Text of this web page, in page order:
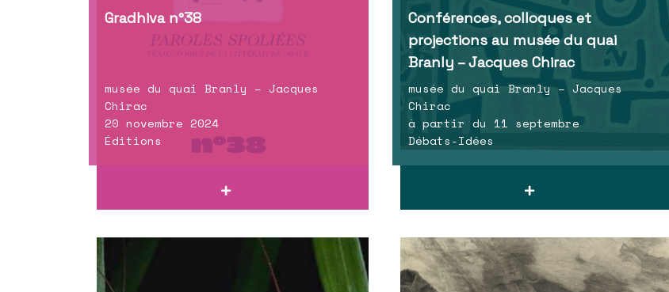
Gradhiva n°38
musée du quai Branly – Jacques
Chirac
20 novembre 2024
Éditions
Conférences, colloques et
projections au musée du quai
Branly – Jacques Chirac
musée du quai Branly – Jacques
Chirac
à partir du 11 septembre
Débats-Idées